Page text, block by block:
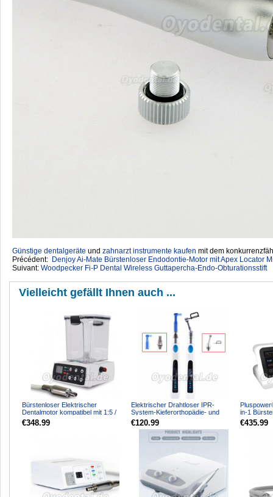
Günstige dentalgeräte ‎ und zahnarzt instrumente kaufen mit dem
Précédent: Denjoy Ai-Mate Bürstenloser Endodontie-Motor mit Apex Locator
Suivant: Woodpecker Fi-P Dental Wireless Guttapercha-Endo-Obturationsstift
Vielleicht gefällt Ihnen auch ...
Bürstenloser Elektrischer
Dentalmotor kompatibel mit 1:5 /
1:1 / 16:1 Winkelstüc...
€348.99
Elektrischer Drahtloser IPR-
System-Kieferorthopädie- und
Poliermotor für Zahnärz...
€120.99
in-1
€435.99